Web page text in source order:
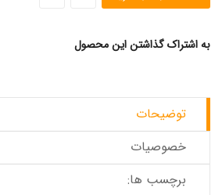
به اشتراک گذاشتن این محصول
توضیحات
خصوصیات
برچسب ها: